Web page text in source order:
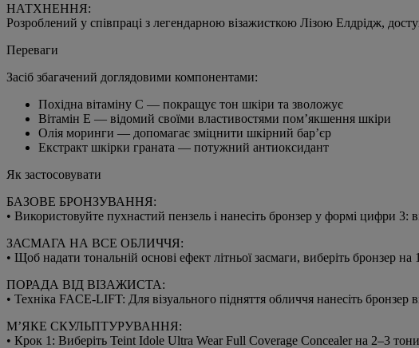
НАТХНЕННЯ:
Розроблений у співпраці з легендарною візажисткою Лізою Елдрідж,
Переваги
Засіб збагачений доглядовими компонентами:
Похідна вітаміну C — покращує тон шкіри та зволожує
Вітамін E — відомий своїми властивостями пом’якшення шкіри
Олія моринги — допомагає зміцнити шкірний бар’єр
Екстракт шкірки граната — потужний антиоксидант
Як застосовувати
БАЗОВЕ БРОНЗУВАННЯ:
• Використовуйте пухнастий пензель і нанесіть бронзер у формі цифри
ЗАСМАГА НА ВСЕ ОБЛИЧЧЯ:
• Щоб надати тональній основі ефект літньої засмаги, виберіть бронзер
ПОРАДА ВІД ВІЗАЖИСТА:
• Техніка FACE-LIFT: Для візуального підняття обличчя нанесіть
М’ЯКЕ СКУЛЬПТУРУВАННЯ:
• Крок 1: Виберіть Teint Idole Ultra Wear Full Coverage Concealer на 2–3